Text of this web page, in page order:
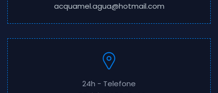
acquamel.agua@hotmail.com
24h - Telefone